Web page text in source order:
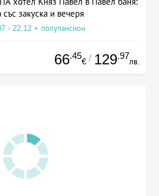
закуска и вечеря
- 22.12 + полупансион
66.45
€ / 129.97
лв.